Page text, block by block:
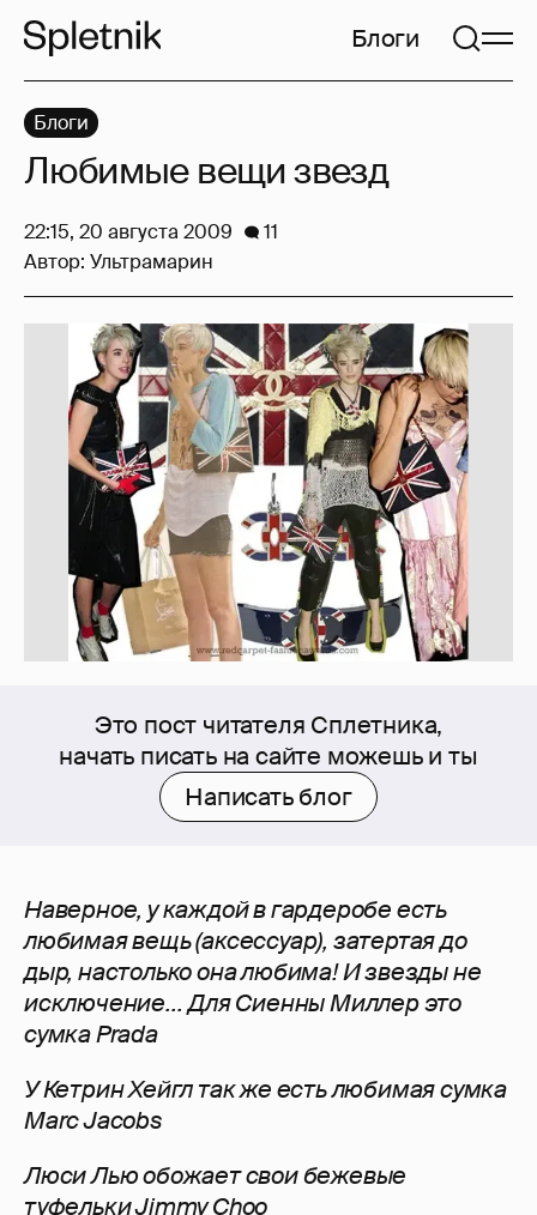
Блоги
Это пост читателя Сплетника,
начать писать на сайте можешь и ты
Написать блог
Наверное, у каждой в гардеробе есть
любимая вещь (аксессуар), затертая до
дыр, настолько она любима! И звезды не
исключение... Для Сиенны Миллер это
сумка Prada
У Кетрин Хейгл так же есть любимая сумка
Marc Jacobs
Люси Лью обожает свои бежевые
туфельки Jimmy Choo
Блоги
Любимые вещи звезд
22:15, 20 августа 2009
11
Автор: Ультрамарин